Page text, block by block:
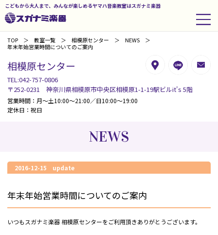
こどもから大人まで、みんなが楽しめるヤマハ音楽教室はスガナミ楽器
TOP 教室一覧 相模原センター
NEWS
年末年始営業時間についてのご案内
相模原センター
TEL:042-757-0806
〒252-0231 神奈川県相模原市中央区相模原1-1-19駅ビルit's 5階
営業時間：月～土10:00～21:00／日10:00～19:00
定休日：祝日
NEWS
2016-12-15 update
年末年始営業時間についてのご案内
いつもスガナミ楽器 相模原センターをご利用頂きありがとうございます。